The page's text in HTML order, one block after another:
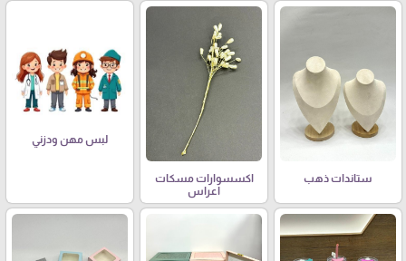
ستاندات ذهب
اكسسوارات مسكات
اعراس
لبس مهن ودزني